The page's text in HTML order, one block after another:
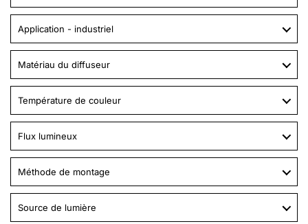
Application - industriel
Matériau du diffuseur
Température de couleur
Flux lumineux
Méthode de montage
Source de lumière